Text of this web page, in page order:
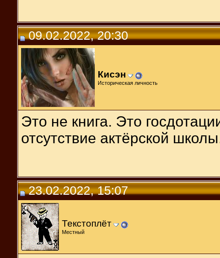
09.02.2022, 20:30
Кисэн
Историческая личность
Это не книга. Это
отсутствие актёрской
23.02.2022, 15:07
Текстоплёт
Местный